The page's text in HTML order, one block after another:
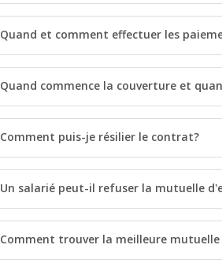
Quand et comment effectuer les
Quand commence la couverture et
Comment puis-je résilier le contrat?
Un salarié peut-il refuser la mutuelle
Comment trouver la meilleure